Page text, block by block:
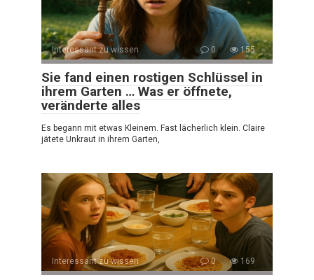
Interessant zu wissen 0 155
Sie fand einen rostigen Schlüssel in
ihrem Garten … Was er öffnete,
veränderte alles
Es begann mit etwas Kleinem. Fast lächerlich klein. Claire
jätete Unkraut in ihrem Garten,
Interessant zu wissen 0 169